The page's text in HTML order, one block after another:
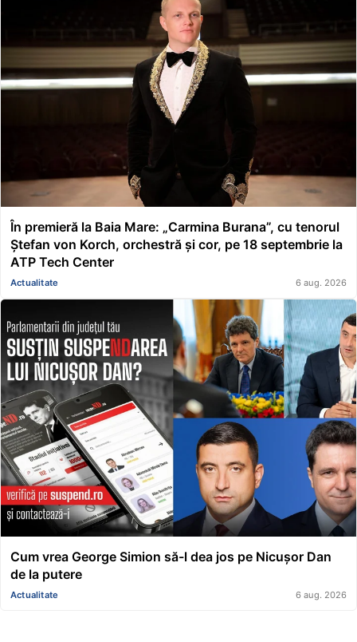
În premieră la Baia Mare: „Carmina Burana”, cu tenorul
Ștefan von Korch, orchestră și cor, pe 18 septembrie la
ATP Tech Center
Actualitate 6 aug. 2026
Cum vrea George Simion să-l dea jos pe Nicușor Dan
de la putere
Actualitate 6 aug. 2026